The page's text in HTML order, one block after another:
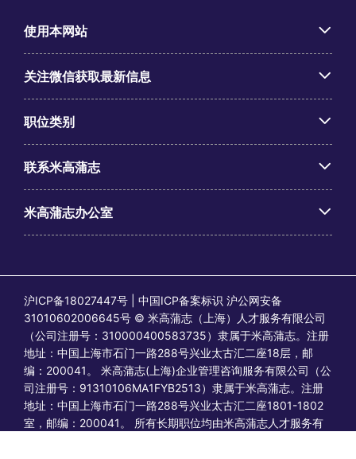
使用本网站
关注微信获取最新信息
职位类别
联系米高蒲志
米高蒲志办公室
沪ICP备18027447号 | 中国ICP备案标识 沪公网安备
31010602006645号 © 米高蒲志（上海）人才服务有限公司
（公司注册号：310000400583735）隶属于米高蒲志。注册
地址：中国上海市石门一路288号兴业太古汇二座18层，邮
编：200041。 米高蒲志(上海)企业管理咨询服务有限公司（公
司注册号：91310106MA1FYB2513）隶属于米高蒲志。注册
地址：中国上海市石门一路288号兴业太古汇二座1801-1802
室，邮编：200041。 所有长期职位均由米高蒲志人才服务有